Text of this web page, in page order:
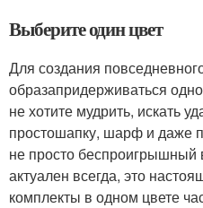
Выберите один цвет
Для создания
образапридерживаться
не хотите мудрить, искать
простошапку, шарф и даже
не просто беспроигрышный
актуален всегда, это
комплекты в одном цвете